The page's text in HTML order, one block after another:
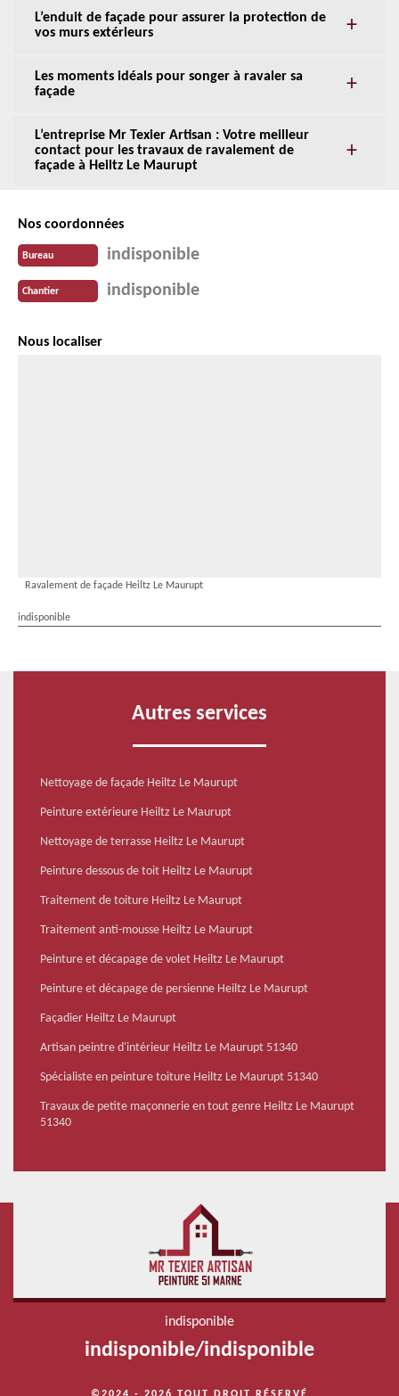
L’enduit de façade pour assurer la protection de
vos murs extérieurs
Les moments idéals pour songer à ravaler sa
façade
L’entreprise Mr Texier Artisan : Votre meilleur
contact pour les travaux de ravalement de
façade à Heiltz Le Maurupt
Nos coordonnées
Bureau indisponible
Chantier indisponible
Nous localiser
Ravalement de façade Heiltz Le Maurupt
indisponible
Autres services
Nettoyage de façade Heiltz Le Maurupt
Peinture extérieure Heiltz Le Maurupt
Nettoyage de terrasse Heiltz Le Maurupt
Peinture dessous de toit Heiltz Le Maurupt
Traitement de toiture Heiltz Le Maurupt
Traitement anti-mousse Heiltz Le Maurupt
Peinture et décapage de volet Heiltz Le Maurupt
Peinture et décapage de persienne Heiltz Le Maurupt
Façadier Heiltz Le Maurupt
Artisan peintre d'intérieur Heiltz Le Maurupt 51340
Spécialiste en peinture toiture Heiltz Le Maurupt 51340
Travaux de petite maçonnerie en tout genre Heiltz Le Maurupt
51340
indisponible
indisponible/indisponible